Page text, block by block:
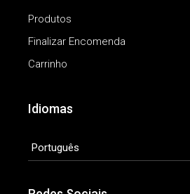
Produtos
Finalizar Encomenda
Carrinho
Idiomas